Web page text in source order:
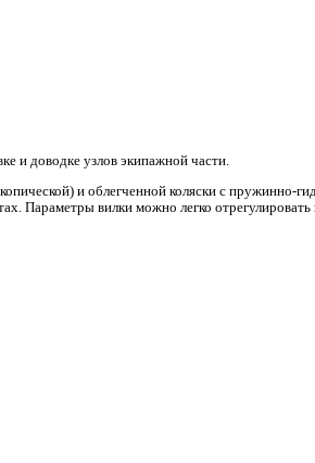
и доводке узлов экипажной части.
и облегченной коляски с пружинно-
Параметры вилки можно легко отрегулировать